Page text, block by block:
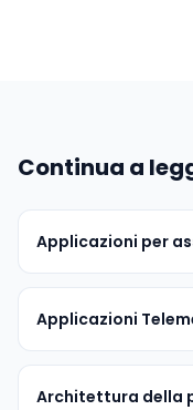
Continua a
Applicazioni per
Applicazioni
Architettura della